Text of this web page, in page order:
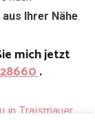
Ihrer Nähe.
mich jetzt
.
in Traismauer